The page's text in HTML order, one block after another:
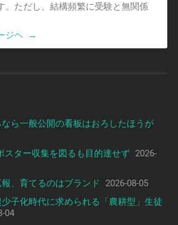
。ただし、結構頻繁に受験と無関係
ジヘ
→
ら一般公開の看板はおろしたほうが
スター収集を図るも目的達せず 2026-
報、育てるのはブランド
2026-08-05
子化時代に求められる「農耕型」生徒
04